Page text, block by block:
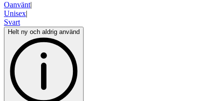
Oanvänt|
Unisex|
Svart
Helt ny och aldrig använd